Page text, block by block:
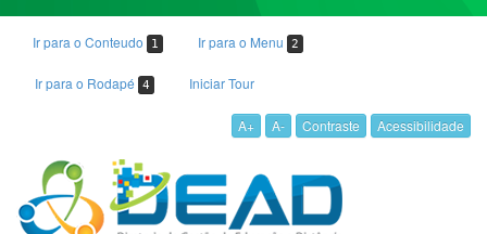
Ir para o Conteudo 1 Ir para o Menu 2
Ir para o Rodapé 4 Iniciar Tour
A+ A- Contraste Acessibilidade